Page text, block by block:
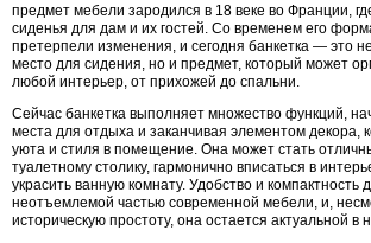
предмет мебели зародился в 18 веке во Франции,
сиденья для дам и их гостей. Со временем его
претерпели изменения, и сегодня банкетка — это
место для сидения, но и предмет, который может
любой интерьер, от прихожей до спальни.
Сейчас банкетка выполняет множество функций,
места для отдыха и заканчивая элементом декора,
уюта и стиля в помещение. Она может стать
туалетному столику, гармонично вписаться в
украсить ванную комнату. Удобство и компактность
неотъемлемой частью современной мебели, и,
историческую простоту, она остается актуальной в